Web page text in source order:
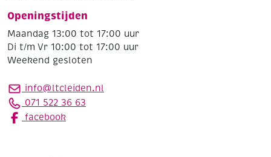
Openingstijden
Maandag 13:00 tot 17:00 uur
Di t/m Vr 10:00 tot 17:00 uur
Weekend gesloten
info@ltcleiden.nl
071 522 36 63
facebook